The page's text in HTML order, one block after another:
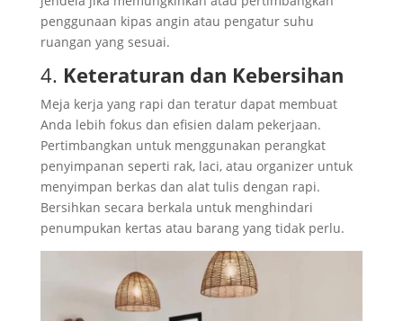
penggunaan kipas angin atau pengatur suhu
ruangan yang sesuai.
4. Keteraturan dan Kebersihan
Meja kerja yang rapi dan teratur dapat membuat
Anda lebih fokus dan efisien dalam pekerjaan.
Pertimbangkan untuk menggunakan perangkat
penyimpanan seperti rak, laci, atau organizer untuk
menyimpan berkas dan alat tulis dengan rapi.
Bersihkan secara berkala untuk menghindari
penumpukan kertas atau barang yang tidak perlu.